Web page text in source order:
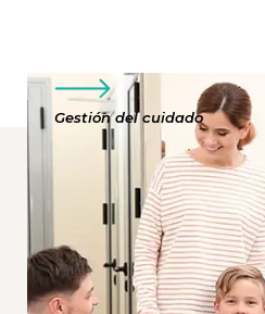
Gestión del cuidado